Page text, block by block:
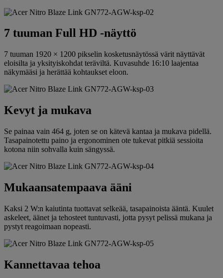
7 tuuman Full HD -näyttö
7 tuuman 1920 × 1200 pikselin kosketusnäytössä värit näyttävät
eloisilta ja yksityiskohdat teräviltä. Kuvasuhde 16:10 laajentaa
näkymääsi ja herättää kohtaukset eloon.
Kevyt ja mukava
Se painaa vain 464 g, joten se on kätevä kantaa ja mukava pidellä.
Tasapainotettu paino ja ergonominen ote tukevat pitkiä sessioita
kotona niin sohvalla kuin sängyssä.
Mukaansatempaava ääni
Kaksi 2 W:n kaiutinta tuottavat selkeää, tasapainoista ääntä. Kuulet
askeleet, äänet ja tehosteet tuntuvasti, jotta pysyt pelissä mukana ja
pystyt reagoimaan nopeasti.
Kannettavaa tehoa